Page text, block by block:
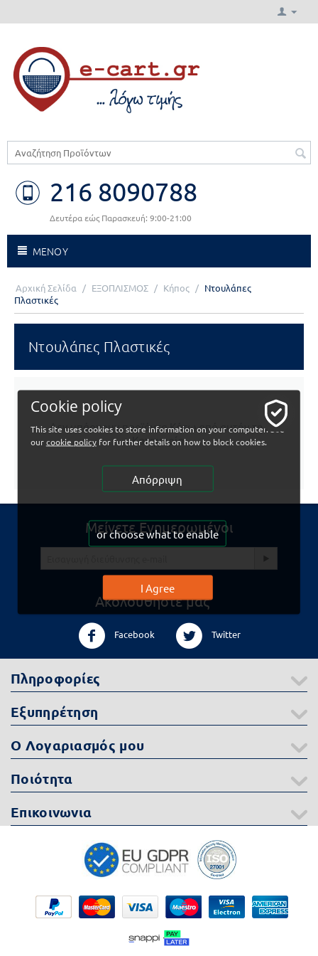
216 8090788
Δευτέρα εώς Παρασκευή: 9:00-21:00
ΜΕΝΟΥ
Αρχική Σελίδα / ΕΞΟΠΛΙΣΜΟΣ / Κήπος / Ντουλάπες
Πλαστικές
Ντουλάπες Πλαστικές
Δεν υπάρχουν προϊόντα Κάτω από αυτήν την
Κατηγορία.
Μείνετε Ενημερωμένοι
Ακολουθηστε μας
Facebook Twitter
Πληροφορίες
Εξυπηρέτηση
Ο Λογαριασμός μου
Ποιότητα
Επικοινωνια
Cookie policy
This site uses cookies to store information on your computer. See
ourcookie policyfor further details on how to block cookies.
Απόρριψη
or choose what to enable
I Agree